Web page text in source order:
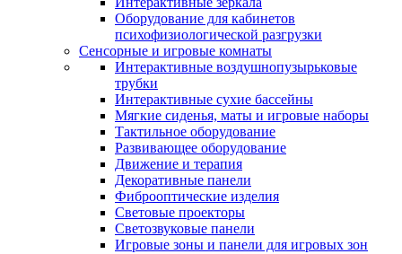
Оборудование для кабинетов
психофизиологической разгрузки
Сенсорные и игровые комнаты
Интерактивные воздушнопузырьковые
трубки
Интерактивные сухие бассейны
Мягкие сиденья, маты и игровые наборы
Тактильное оборудование
Развивающее оборудование
Движение и терапия
Декоративные панели
Фиброоптические изделия
Световые проекторы
Светозвуковые панели
Игровые зоны и панели для игровых зон